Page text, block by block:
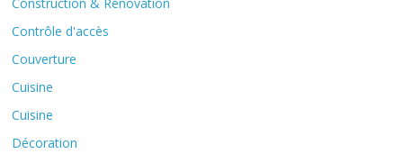
Contrôle d'accès
Couverture
Cuisine
Cuisine
Décoration